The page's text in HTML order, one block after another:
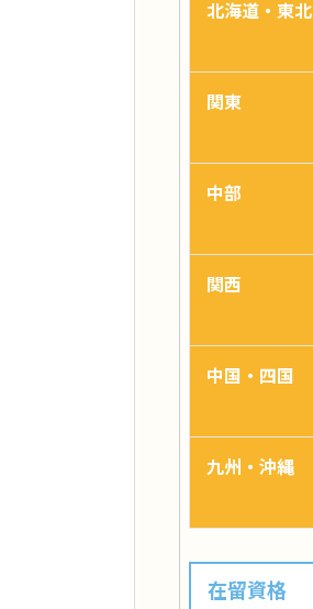
北海道・東北
関東
中部
関西
中国・四国
九州・沖縄
在留資格